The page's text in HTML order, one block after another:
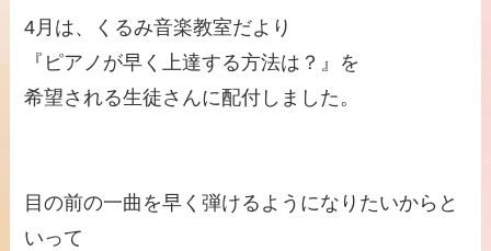
4月は、くるみ音楽教室だより
『ピアノが早く上達する方法は？』を
希望される生徒さんに配付しました。
目の前の一曲を早く弾けるようになりたいからと
いって